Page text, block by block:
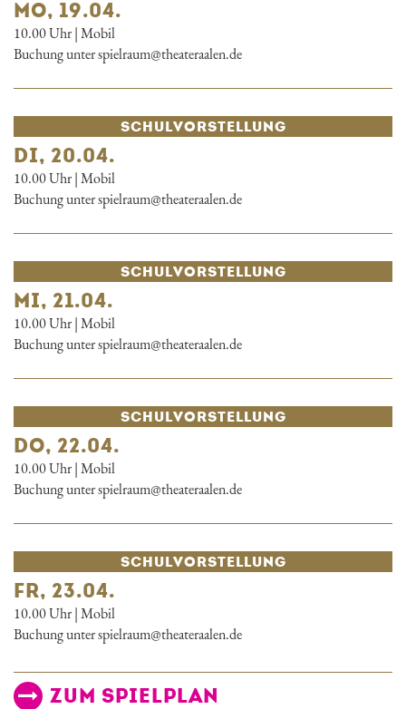
MO, 19.04.
10.00 Uhr | Mobil
Buchung unter spielraum@theateraalen.de
SCHUL­VORSTELLUNG
DI, 20.04.
10.00 Uhr | Mobil
Buchung unter spielraum@theateraalen.de
SCHUL­VORSTELLUNG
MI, 21.04.
10.00 Uhr | Mobil
Buchung unter spielraum@theateraalen.de
SCHUL­VORSTELLUNG
DO, 22.04.
10.00 Uhr | Mobil
Buchung unter spielraum@theateraalen.de
SCHUL­VORSTELLUNG
FR, 23.04.
10.00 Uhr | Mobil
Buchung unter spielraum@theateraalen.de
ZUM SPIELPLAN